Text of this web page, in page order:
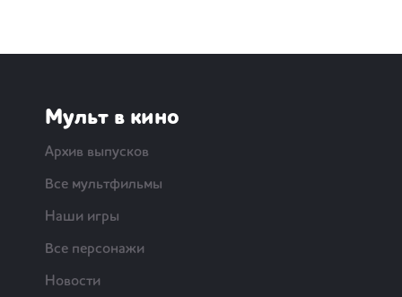
Мульт в кино
Архив выпусков
Все мультфильмы
Наши игры
Все персонажи
Новости